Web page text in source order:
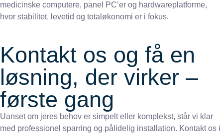
medicinske computere, panel PC’er og hardwareplatforme,
hvor stabilitet, levetid og totaløkonomi er i fokus.
Kontakt os og få en
løsning, der virker –
første gang
Uanset om jeres behov er simpelt eller komplekst, står vi klar
med professionel sparring og pålidelig installation. Kontakt os i